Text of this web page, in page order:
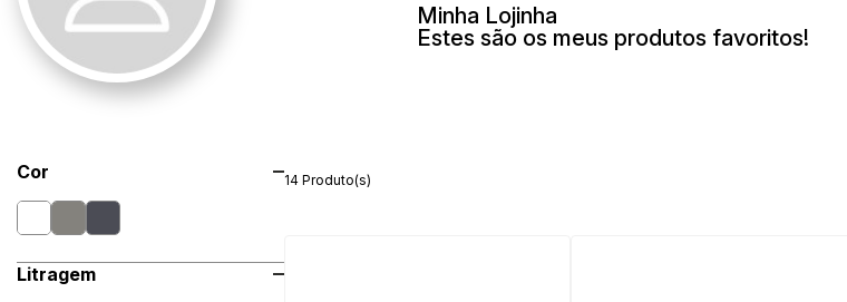
Minha Lojinha
Estes são os meus produtos favoritos!
Cor
Litragem
14 Produto(s)